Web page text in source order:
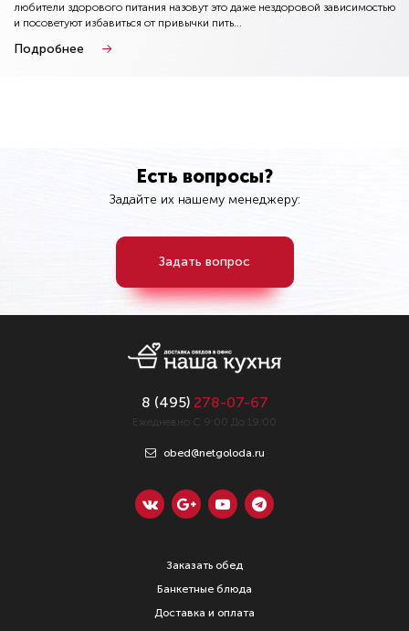
любители здорового питания назовут это даже нездоровой зависимостью
и посоветуют избавиться от привычки пить...
Подробнее
Есть вопросы?
Задайте их нашему менеджеру:
Задать вопрос
8 (495) 278-07-67
Ежедневно С 9:00 До 19:00
obed@netgoloda.ru
Заказать обед
Банкетные блюда
Доставка и оплата